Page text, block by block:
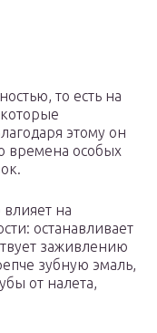
то есть на
этому он
времена особых
на
останавливает
заживлению
зубную эмаль,
от налета,